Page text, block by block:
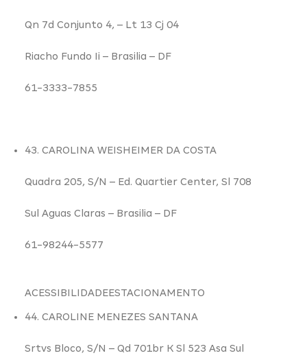
Qn 7d Conjunto 4, – Lt 13 Cj 04
Riacho Fundo Ii – Brasilia – DF
61-3333-7855
43. CAROLINA WEISHEIMER DA COSTA
Quadra 205, S/N – Ed. Quartier Center, Sl 708
Sul Aguas Claras – Brasilia – DF
61-98244-5577
ACESSIBILIDADEESTACIONAMENTO
44. CAROLINE MENEZES SANTANA
Srtvs Bloco, S/N – Qd 701br K Sl 523 Asa Sul